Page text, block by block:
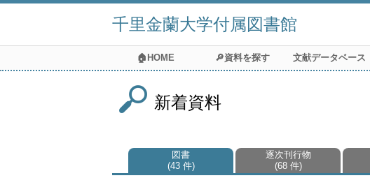
千里金蘭大学付属図書館
🏠HOME 🔎資料を探す 文献データベース
新着資料
図書
43 件
逐次刊行物
68 件